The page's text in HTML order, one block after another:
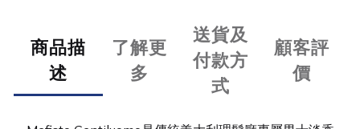
商品描
述
了解更
多
送貨及
付款方
式
顧客評
價